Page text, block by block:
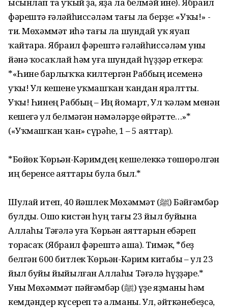
фәрештә ғәләйһиссәләм тағы ла берҙе: «Уҡы!» -
ти. Мөхәммәт иһә тағы ла шундай уҡ яуап
ҡайтара. Ябраил фәрештә ғәләйһиссәләм уны
йәнә ҡосаҡлай һәм уға шундай һүҙҙәр еткерә:
*«Һине барлыҡҡа килтергән Раббың исеменә
уҡы! Ул кешене уҡмашҡан ҡандан яралтты.
Уҡы! Һинең Раббың – Иң йомарт, Ул ҡәләм менән
кешегә ул белмәгән нәмәләрҙе өйрәтте…»*
(«Уҡмашҡан ҡан» сүрәһе, 1 – 5 аяттар).
*Бөйөк Ҡөрьән-Кәримдең кешелеккә төшөрөлгән
иң беренсе аяттары була был.*
Шулай итеп, 40 йәшлек Мөхәммәт (ﷺ) Бәйғәмбәр
булды. Ошо кистән һуң тағы 23 йыл буйына
Аллаһы Тәғәлә уға Ҡөрьән аяттарын ебәреп
торасаҡ (Ябраил фәрештә аша). Тимәк, *беҙ
белгән 600 битлек Ҡөрьән-Кәрим китабы – ул 23
йыл буйы йыйылған Аллаһы Тәғәлә һүҙҙәре.*
Уны Мөхәммәт пәйғәмбәр (ﷺ) үҙе яҙманы һәм
кемдәндер күсереп тә алманы. Ул, әйткәнебеҙсә,